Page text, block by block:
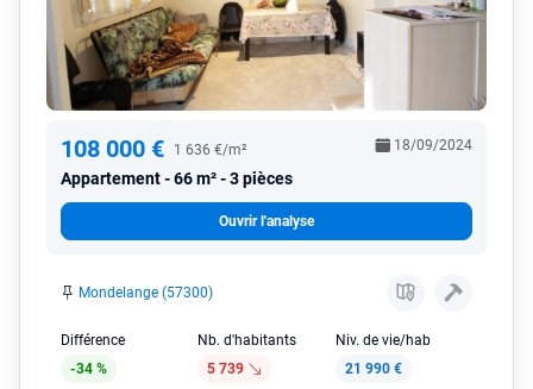
108 000 € 1 636 €/m²
Appartement 66 m² - 3 pièces
18/09/2024
Ouvrir l'analyse
Mondelange (57300)
Différence
-34 %
Nb. d'habitants
5 739
Niv. de vie/hab
21 990 €